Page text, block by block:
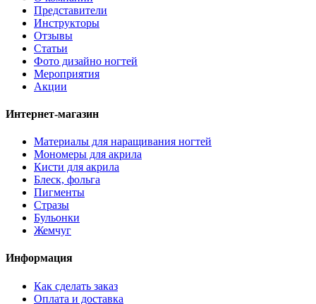
Представители
Инструкторы
Отзывы
Статьи
Фото дизайно ногтей
Мероприятия
Акции
Интернет-магазин
Материалы для наращивания ногтей
Мономеры для акрила
Кисти для акрила
Блеск, фольга
Пигменты
Стразы
Бульонки
Жемчуг
Информация
Как сделать заказ
Оплата и доставка